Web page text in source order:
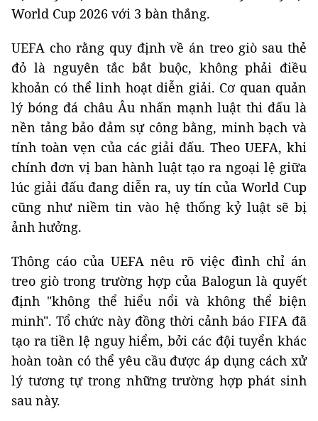
World Cup 2026 với 3 bàn thắng.
UEFA cho rằng quy định về án treo giò sau thẻ
đỏ là nguyên tắc bắt buộc, không phải điều
khoản có thể linh hoạt diễn giải. Cơ quan quản
lý bóng đá châu Âu nhấn mạnh luật thi đấu là
nền tảng bảo đảm sự công bằng, minh bạch và
tính toàn vẹn của các giải đấu. Theo UEFA, khi
chính đơn vị ban hành luật tạo ra ngoại lệ giữa
lúc giải đấu đang diễn ra, uy tín của World Cup
cũng như niềm tin vào hệ thống kỷ luật sẽ bị
ảnh hưởng.
Thông cáo của UEFA nêu rõ việc đình chỉ án
treo giò trong trường hợp của Balogun là quyết
định "không thể hiểu nổi và không thể biện
minh". Tổ chức này đồng thời cảnh báo FIFA đã
tạo ra tiền lệ nguy hiểm, bởi các đội tuyển khác
hoàn toàn có thể yêu cầu được áp dụng cách xử
lý tương tự trong những trường hợp phát sinh
sau này.